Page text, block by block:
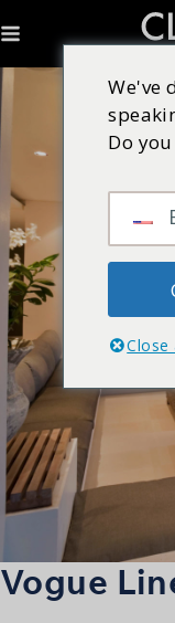
Vogue
We've
Do
Close